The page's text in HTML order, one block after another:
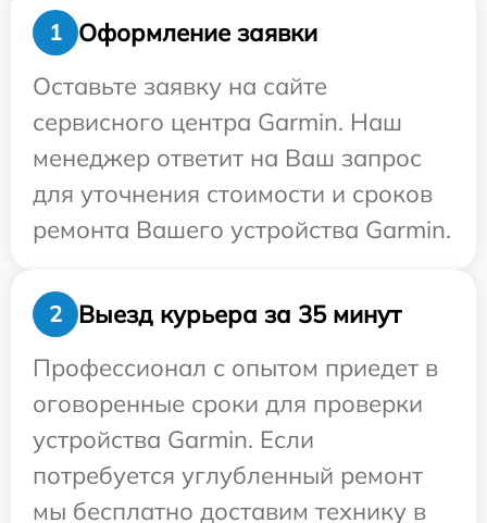
1
Оформление заявки
Оставьте заявку на сайте
сервисного центра Garmin. Наш
менеджер ответит на Ваш запрос
для уточнения стоимости и сроков
ремонта Вашего устройства Garmin.
2
Выезд курьера за 35 минут
Профессионал с опытом приедет в
оговоренные сроки для проверки
устройства Garmin. Если
потребуется углубленный ремонт
мы бесплатно доставим технику в